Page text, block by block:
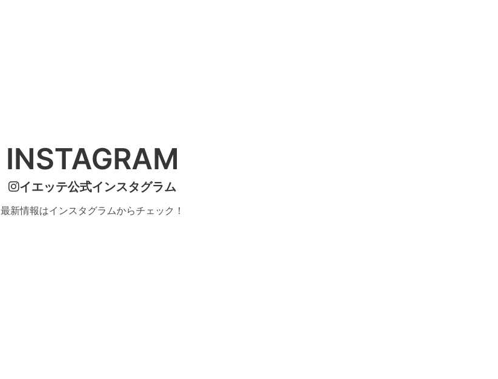
INSTAGRAM
イエッテ公式インスタグラム
最新情報はインスタグラムからチェック！